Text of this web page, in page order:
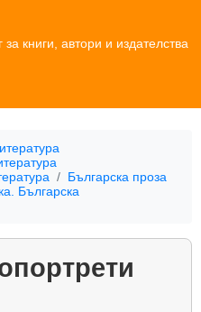
за книги, автори и издателства
Българска проза
Българска